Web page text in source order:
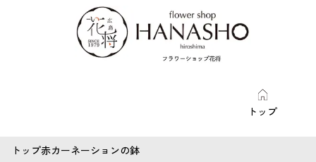
トップ
トップ赤カーネーションの鉢